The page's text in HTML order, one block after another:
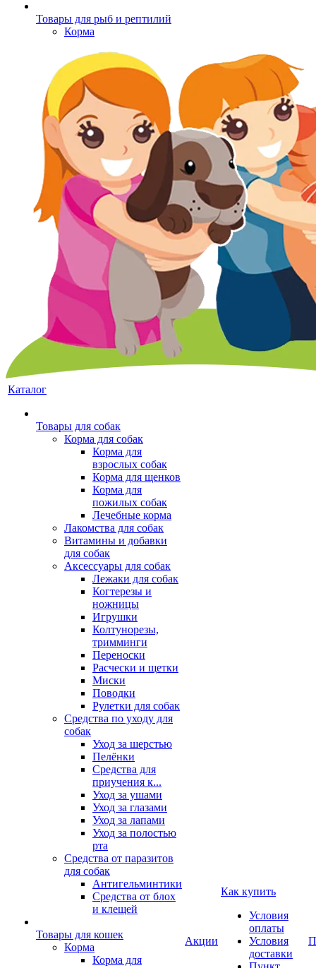
Товары для рыб и рептилий
Корма
Каталог
Товары для собак
Корма для собак
Корма для
взрослых собак
Корма для щенков
Корма для
пожилых собак
Лечебные корма
Лакомства для собак
Витамины и добавки
для собак
Аксессуары для собак
Лежаки для собак
Когтерезы и
ножницы
Игрушки
Колтунорезы,
тримминги
Переноски
Расчески и щетки
Миски
Поводки
Рулетки для собак
Средства по уходу для
собак
Уход за шерстью
Пелёнки
Средства для
приучения к...
Уход за ушами
Уход за глазами
Уход за лапами
Уход за полостью
рта
Средства от паразитов
для собак
Антигельминтики
Средства от блох
и клещей
Товары для кошек
Корма
Корма для
Акции
Как купить
Условия
оплаты
Условия
доставки